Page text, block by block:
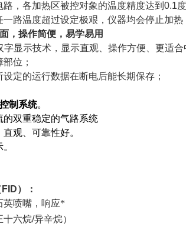
，各加热区被控对象的温度精度达到0.1
路温度超过设定极艰，仪器均会停止加热
，操作简便，易学易用
字显示技术，显示直观、操作方便、更适合
位；
定的运行数据在断电后能长期保存；
制系统。
双重稳定的气路系统
观、可靠性好。
FID）
：
英喷嘴，响应*
十六烷/异辛烷）